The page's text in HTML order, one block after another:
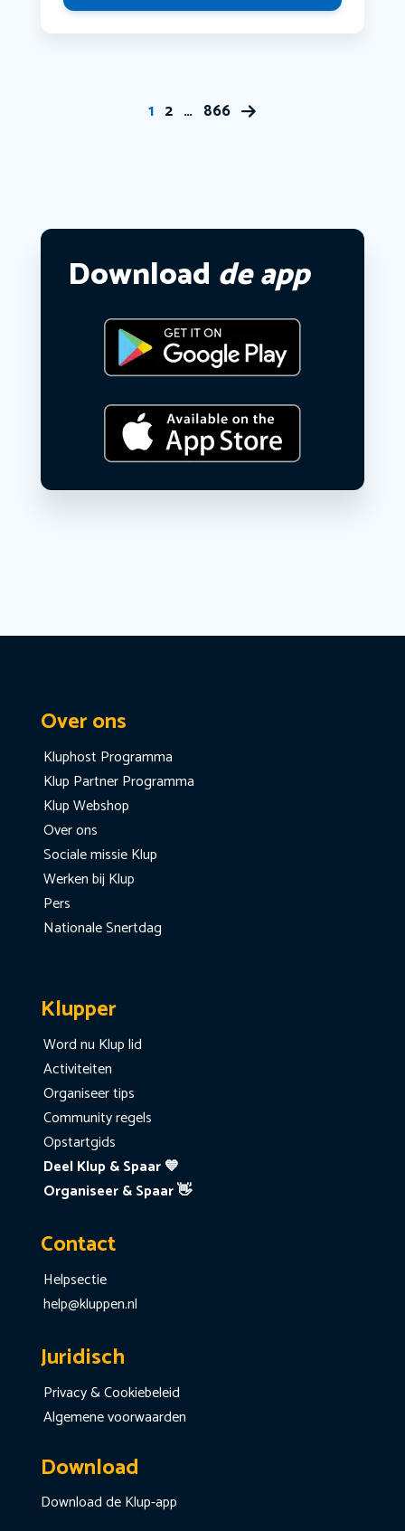
1 2 … 866
Download de app
Over ons
Kluphost Programma
Klup Partner Programma
Klup Webshop
Over ons
Sociale missie Klup
Werken bij Klup
Pers
Nationale Snertdag
Klupper
Word nu Klup lid
Activiteiten
Organiseer tips
Community regels
Opstartgids
Deel Klup & Spaar 💙
Organiseer & Spaar 👋
Contact
Helpsectie
help@kluppen.nl
Juridisch
Privacy & Cookiebeleid
Algemene voorwaarden
Download
Download de Klup-app